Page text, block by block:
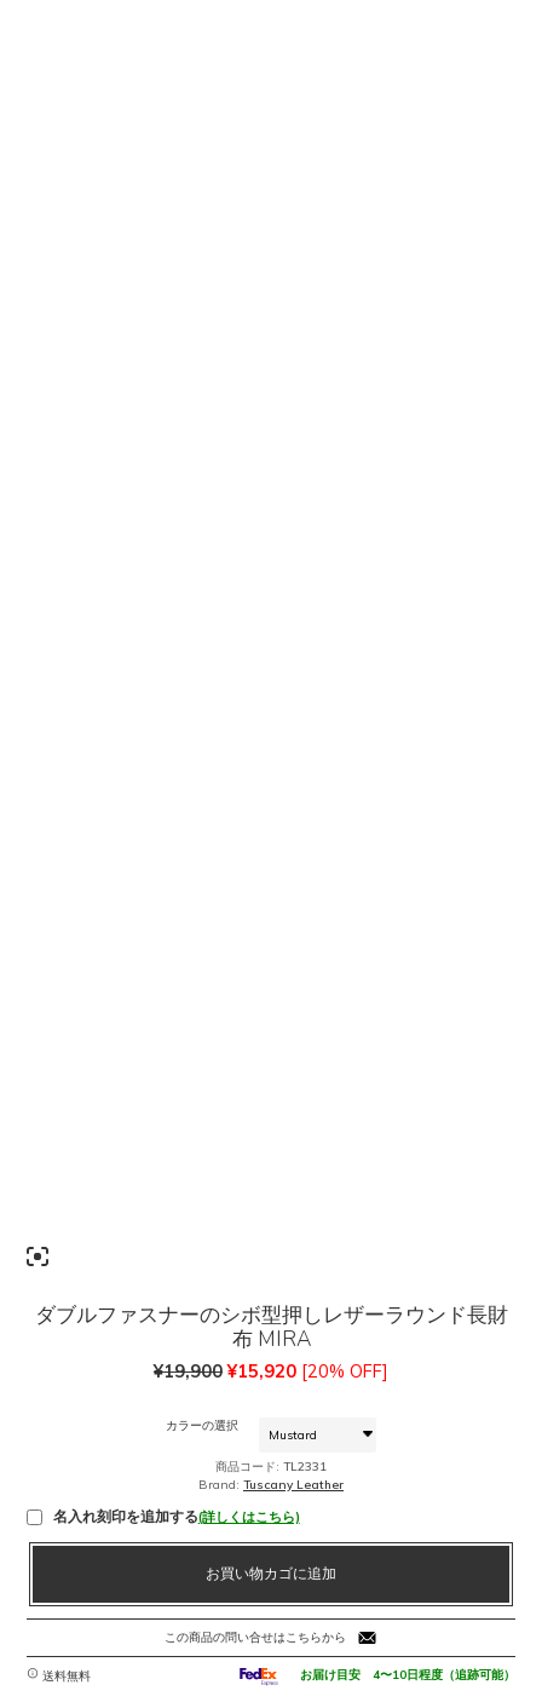
ダブルファスナーのシボ型押しレザーラウンド長財
布 MIRA
¥19,900元
価
は
¥19,900
で
し
た。
¥15,920 現
格
は
で
す。
[20% OFF]
カラーの選択
商品コード: TL2331
Brand: Tuscany Leather
名入れ刻印を追加する(詳しくはこちら)
ダ
ル
フ
ァ
ス
お買い物カゴに追加
この商品の問い合せはこちらから
送料無料 お届け目安 4〜10日程度（追跡可能）